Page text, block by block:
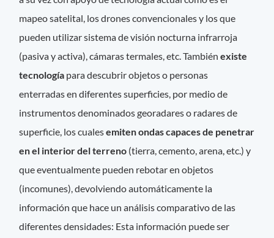
mapeo satelital, los drones convencionales y los que
pueden utilizar sistema de visión nocturna infrarroja
(pasiva y activa), cámaras termales, etc. También existe
tecnología para descubrir objetos o personas
enterradas en diferentes superficies, por medio de
instrumentos denominados georadares o radares de
superficie, los cualesemiten ondas capaces de penetrar
en el interior del terreno (tierra, cemento, arena, etc.) y
que eventualmente pueden rebotar en objetos
(incomunes), devolviendo automáticamente la
información que hace un análisis comparativo de las
diferentes densidades: Esta información puede ser